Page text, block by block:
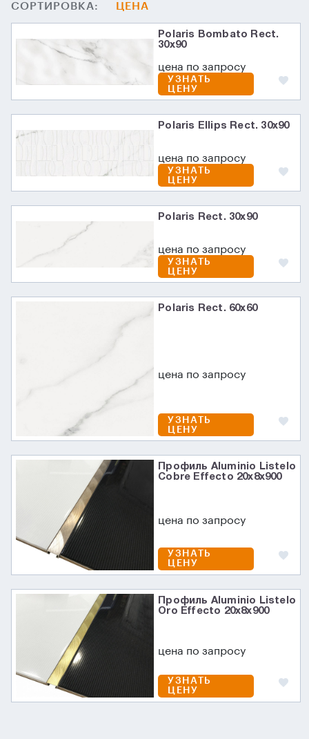
СОРТИРОВКА: ЦЕНА
Polaris Bombato Rect.
30х90
цена по запросу
УЗНАТЬ
ЦЕНУ
Polaris Ellips Rect. 30х90
цена по запросу
УЗНАТЬ
ЦЕНУ
Polaris Rect. 30х90
цена по запросу
УЗНАТЬ
ЦЕНУ
Polaris Rect. 60х60
цена по запросу
УЗНАТЬ
ЦЕНУ
Профиль Aluminio Listelo
Cobre Effecto 20x8x900
цена по запросу
УЗНАТЬ
ЦЕНУ
Профиль Aluminio Listelo
Oro Effecto 20x8x900
цена по запросу
УЗНАТЬ
ЦЕНУ